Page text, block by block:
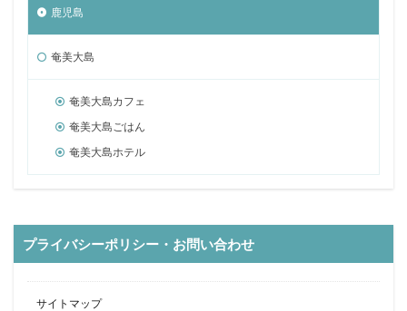
鹿児島
奄美大島
奄美大島カフェ
奄美大島ごはん
奄美大島ホテル
プライバシーポリシー・お問い合わせ
サイトマップ